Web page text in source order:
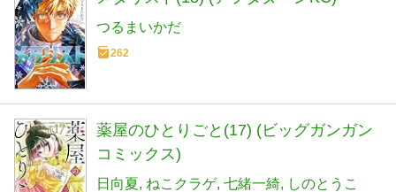
つるまいかだ
262
薬屋のひとりごと(17) (ビッグガンガン
コミックス)
日向夏 ねこクラゲ 七緒一綺 しのとうこ